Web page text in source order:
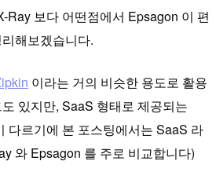
Ray 보다 어떤점에서 Epsagon 이 편
해보겠습니다.
이라는 거의 비슷한 용도로 활용
있지만, SaaS 형태로 제공되는
다르기에 본 포스팅에서는 SaaS 라
와 Epsagon 를 주로 비교합니다)